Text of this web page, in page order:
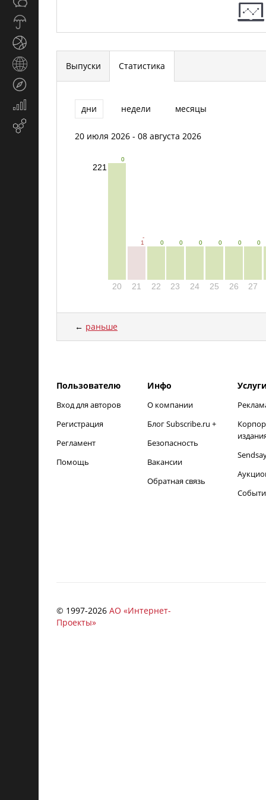
погоды
Страны
Туризм
Экономика
маркетинг
Выпуски Статистика
дни недели месяцы
20 июля 2026 - 08 августа 2026
221
0
20
-
1
21
0
22
0
23
0
24
0
25
0
26
0
27
← раньше
Пользователю
Вход для авторов
Регистрация
Регламент
Помощь
Инфо
О компании
Блог Subscribe.ru +
Безопасность
Вакансии
Обратная связь
© 1997-2026 АО «Интернет-
Проекты»